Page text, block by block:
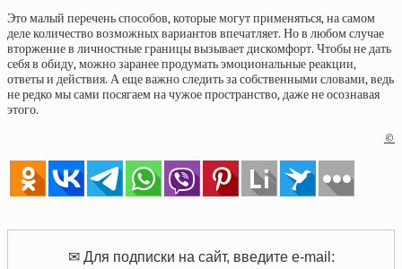
Это малый перечень способов, которые могут применяться, на самом
деле количество возможных вариантов впечатляет. Но в любом случае
вторжение в личностные границы вызывает дискомфорт. Чтобы не дать
себя в обиду, можно заранее продумать эмоциональные реакции,
ответы и действия. А еще важно следить за собственными словами, ведь
не редко мы сами посягаем на чужое пространство, даже не осознавая
этого.
©
✉ Для подписки на сайт, введите e-mail: